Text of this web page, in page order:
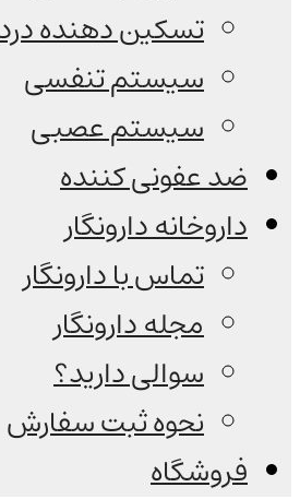
تسکین دهنده
سیستم تنفسی
سیستم عصبی
ضد عفونی کننده
داروخانه دارونگار
تماس با دارونگار
مجله دارونگار
سوالی دارید؟
نحوه ثبت سفارش
فروشگاه